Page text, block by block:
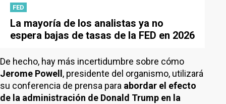
FED
La mayoría de los analistas ya no
espera bajas de tasas de la FED en 2026
De hecho, hay más incertidumbre sobre cómo
Jerome Powell , presidente del organismo, utilizará
su conferencia de prensa para abordar el efecto
de la administración de Donald Trump en la